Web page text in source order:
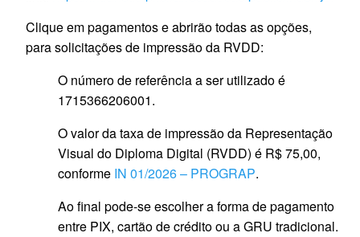
Clique em pagamentos e abrirão todas as opções,
para solicitações de impressão da RVDD:
O número de referência a ser utilizado é
1715366206001.
O valor da taxa de impressão da Representação
Visual do Diploma Digital (RVDD) é R$ 75,00,
conforme IN 01/2026 – PROGRAP.
Ao final pode-se escolher a forma de pagamento
entre PIX, cartão de crédito ou a GRU tradicional.